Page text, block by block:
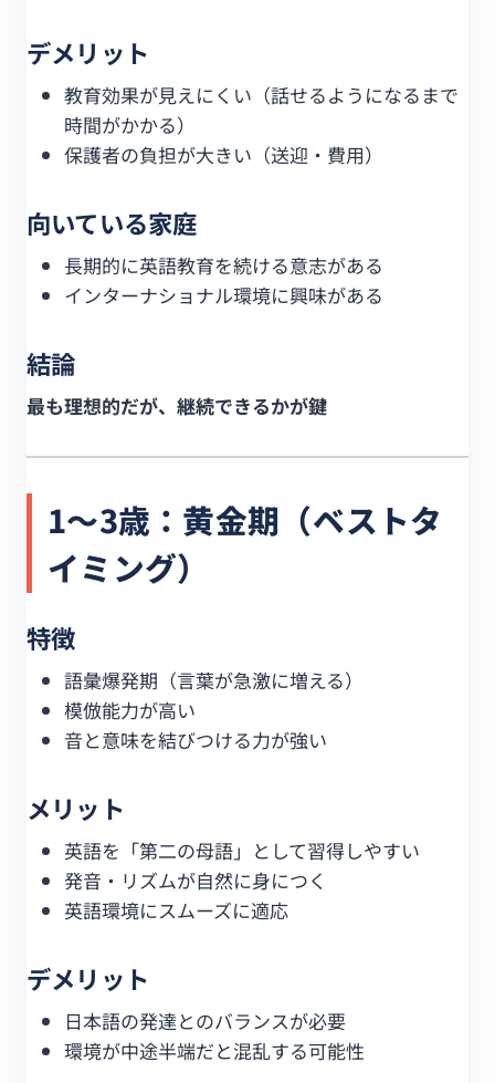
デメリット
教育効果が見えにくい（話せるようになるまで
時間がかかる）
保護者の負担が大きい（送迎・費用）
向いている家庭
長期的に英語教育を続ける意志がある
インターナショナル環境に興味がある
結論
最も理想的だが、継続できるかが鍵
1〜3歳：黄金期（ベストタ
イミング）
特徴
語彙爆発期（言葉が急激に増える）
模倣能力が高い
音と意味を結びつける力が強い
メリット
英語を「第二の母語」として習得しやすい
発音・リズムが自然に身につく
英語環境にスムーズに適応
デメリット
日本語の発達とのバランスが必要
環境が中途半端だと混乱する可能性